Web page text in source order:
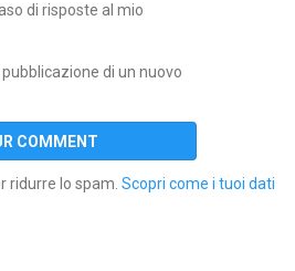
di risposte al mio
di un nuovo
ridurre lo spam. Scopri come i tuoi dati